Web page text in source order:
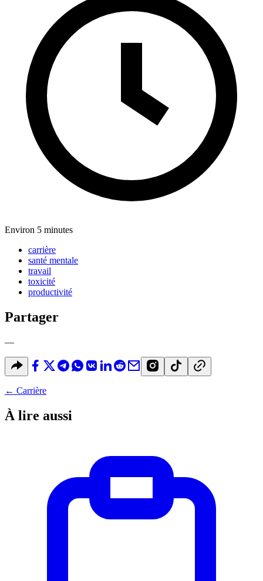
Environ 5 minutes
carrière
santé mentale
travail
toxicité
productivité
Partager
—
← Carrière
À lire aussi